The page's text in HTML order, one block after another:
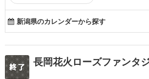
新潟県のカレンダーから探す
長岡花火ローズファンタ